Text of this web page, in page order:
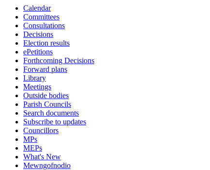
Calendar
Committees
Consultations
Decisions
Election results
ePetitions
Forthcoming Decisions
Forward plans
Library
Meetings
Outside bodies
Parish Councils
Search documents
Subscribe to updates
Councillors
MPs
MEPs
What's New
Mewngofnodio